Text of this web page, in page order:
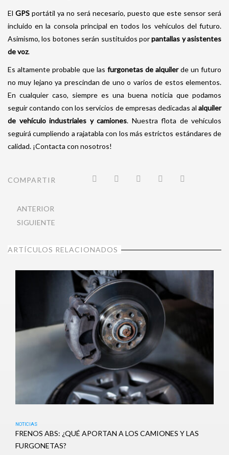
El GPS portátil ya no será necesario, puesto que este sensor será
incluido en la consola principal en todos los vehículos del futuro.
Asimismo, los botones serán sustituidos porpantallas y asistentes
de voz.
Es altamente probable que las furgonetas de alquilerde un futuro
no muy lejano ya prescindan de uno o varios de estos elementos.
En cualquier caso, siempre es una buena noticia que podamos
seguir contando con los servicios de empresas dedicadas al alquiler
de vehículo industriales y camiones. Nuestra flota de vehículos
seguirá cumpliendo a rajatabla con los más estrictos estándares de
calidad. ¡Contacta con nosotros!
COMPARTIR
ANTERIOR
SIGUIENTE
ARTÍCULOS RELACIONADOS
NOTICIAS
FRENOS ABS: ¿QUÉ APORTAN A LOS CAMIONES Y LAS
FURGONETAS?